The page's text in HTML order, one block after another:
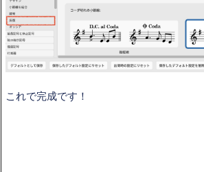
これで完成です！